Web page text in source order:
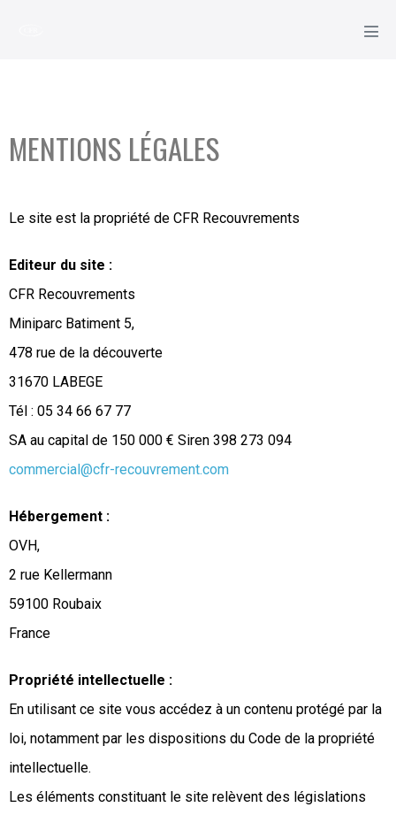
MENTIONS LÉGALES
Le site est la propriété de CFR Recouvrements
Editeur du site :
CFR Recouvrements
Miniparc Batiment 5,
478 rue de la découverte
31670 LABEGE
Tél : 05 34 66 67 77
SA au capital de 150 000 € Siren 398 273 094
commercial@cfr-recouvrement.com
Hébergement :
OVH,
2 rue Kellermann
59100 Roubaix
France
Propriété intellectuelle :
En utilisant ce site vous accédez à un contenu protégé par la
loi, notamment par les dispositions du Code de la propriété
intellectuelle.
Les éléments constituant le site relèvent des législations